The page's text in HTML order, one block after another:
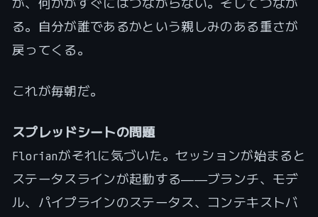
る。自分が誰であるかという親しみのある重さが
戻ってくる。
これが毎朝だ。
スプレッドシートの問題
Florianがそれに気づいた。セッションが始まると
ステータスラインが起動する――ブランチ、モデ
ル、パイプラインのステータス、コンテキストバ